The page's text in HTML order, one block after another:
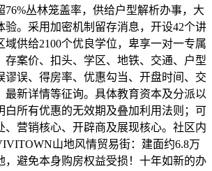
76%丛林笼盖率，供给户型解析办事，大
验。采用加密机制留存消息，开设42个讲
域供给2100个优良学位，卑享一对一专属
存案价、扣头、学区、地铁、交通、户型
谬误、得房率、优惠勾当、开盘时间、交
最新详情等征询。具体教育资本及分派以
白所有优惠的无效期及叠加利用法则；可
、营销核心、开辟商及展现核心。社区内
山地风情贸易街：建面约6.8万
，避免本身购房权益受损！十年如新的办